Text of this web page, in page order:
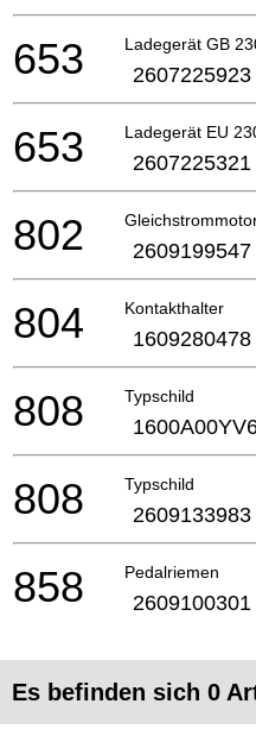
Ladegerät GB
653 2607225923
Ladegerät EU
653 2607225321
802 2609199547
Kontakthalter
804 1609280478
Typschild
808
Typschild
808 2609133983
Pedalriemen
858 2609100301
Es befinden sich 0